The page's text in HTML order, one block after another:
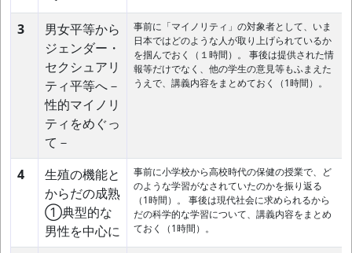
3
男女平等から
ジェンダー・
セクシュアリ
ティ平等へ－
性的マイノリ
ティをめぐっ
て－
事前に「マイノリティ」の対象者として、いま
日本ではどのような人が取り上げられているか
を掴んでおく（１時間）。 事後は提供された情
報等だけでなく、他の学生の意見等もふまえた
うえで、講義内容をまとめておく（1時間）。
4
生殖の機能と
からだの成熟
①典型的な
男性を中心に
事前に小学校から高校時代の保健の授業で、ど
のような学習がなされていたのかを振り返る
（1時間）。 事後は現代社会に求められるから
だの科学的な学習について、講義内容をまとめ
ておく（1時間）。